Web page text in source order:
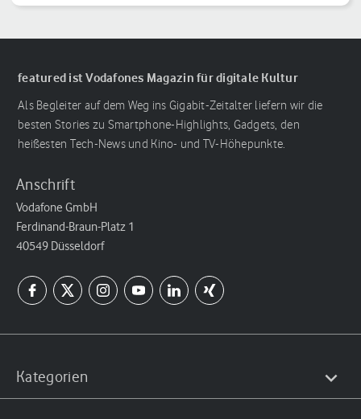
featured ist Vodafones Magazin für digitale Kultur
Als Begleiter auf dem Weg ins Gigabit-Zeitalter liefern wir die
besten Stories zu Smartphone-Highlights, Gadgets, den
heißesten Tech-News und Kino- und TV-Höhepunkte.
Anschrift
Vodafone GmbH
Ferdinand-Braun-Platz 1
40549 Düsseldorf
Kategorien